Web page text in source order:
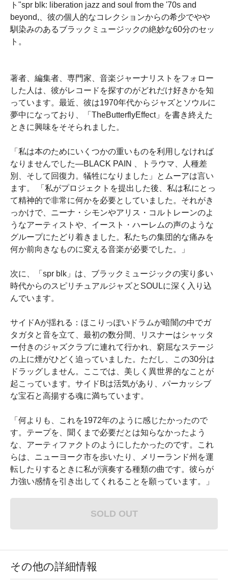
ト"spr blk: liberation jazz and soul from the '70s and
beyond,、彼の個人的なコレクションからの希少でやや
馴染みのあるブラックミュージックの絶妙な60分のセッ
ト。
著者、編集者、専門家、音楽ジャーナリストをフォロー
した人は、彼がレコードを探すのがどれだけ好きかを知
っています。最近、彼は1970年代からジャズとソウルに
夢中になっており、「TheButterflyEffect」を書き終えた
ときに興味をそそられました。
「私は本のためにいくつかの重いものを利用しなければ
なりませんでした―BLACK PAIN 、トラウマ、人種差
別、そして回復力。犠牲になりました」とムーアは言い
ます。 「私がプロジェクトを提出した後、私は私にとっ
て精神的で非常に何かを必要としていました。それがき
っかけで、ニーナ・シモンやアリス・コルトレーンのよ
うなアーティストや、イースト・ハーレムの声のような
グループにたどり着きました。私たちの集団的な痛みを
何か前向きなものに変える音楽が必要でした。」
次に、「spr blk」は、ブラックミュージックの実り多い
時代からのスピリチュアルジャズとSOULに深く入り込
んでいます。
サイドAが揺れる：ほこりっぽいドラムが暗闇の中でガ
タガタと音を立て、最初の数分間、リスナーはシャッタ
ー付きのジャズクラブに連れて行かれ、窮屈なステージ
の上に煙がひどく迫っていました。ただし、この30分は
ドラッグしません。ここでは、美しく異世界的なことが
起こっています。サイドBは活気があり、パーカッシブ
な宝石と高揚する魂に満ちています。
「何よりも、これを1972年のように感じたかったので
す。テープを、聞くまで必要だとは知らなかったよう
な、アーティファクトのようにしたかったのです。これ
らは、ニューヨーク市を歩いたり、メリーランド州を運
転したりするときに私が演奏する種類の曲です。彼らが
力強い感情を引き出してくれることを願っています。」
SOLD OUT
その他の詳細情報